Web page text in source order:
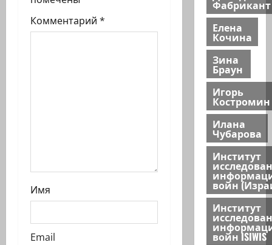
с
Комментарий *
Имя
Email
Фабрикант
Елена
Кочина
Зина
Браун
Игорь
Костромин
Илана
Чубарова
Институт
войн
Институт
войн ISIWIS